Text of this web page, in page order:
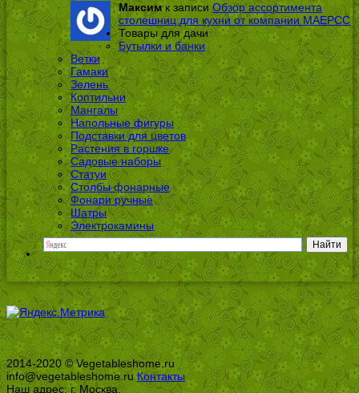
Максимк записиОбзор ассортимента
столешниц для кухни от компании МАЕРСС
Товары для дачи
Бутылки и банки
Ветки
Гамаки
Зелень
Коптильни
Мангалы
Напольные фигуры
Подставки для цветов
Растения в горшке
Садовые наборы
Статуи
Столбы фонарные
Фонари ручные
Шатры
Электрокамины
2014-2020 © Vegetableshome.ru
info@vegetableshome.ruКонтакты
Наш адрес: г. Москва,